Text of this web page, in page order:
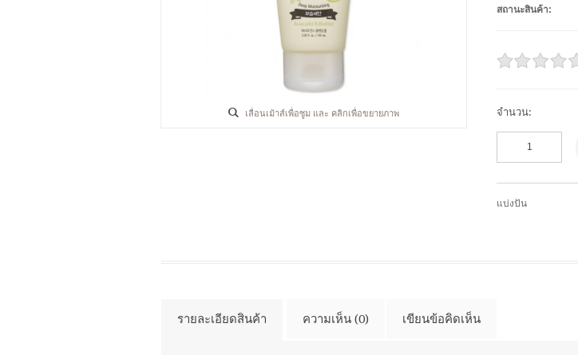
เลื่อนเม้าส์เพื่อซูม และ คลิกเพื่อขยายภาพ
สถานะสินค้า:
จำนวน:
แบ่งปัน
รายละเอียดสินค้า ความเห็น (0) เขียนข้อคิดเห็น